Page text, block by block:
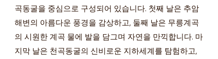
곡동굴을 중심으로 구성되어 있습니다. 첫째 날은 추암
해변의 아름다운 풍경을 감상하고, 둘째 날은 무릉계곡
의 시원한 계곡 물에 발을 담그며 자연을 만끽합니다. 마
지막 날은 천곡동굴의 신비로운 지하세계를 탐험하고,